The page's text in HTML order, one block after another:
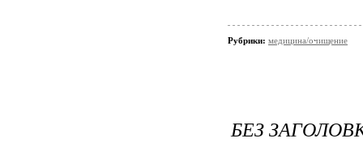
Рубрики: медицина/очищение
БЕЗ